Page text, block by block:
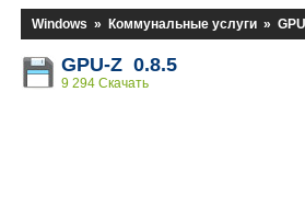
Windows » Коммунальные услуги »
GPU-Z 0.8.5
9 294 Скачать